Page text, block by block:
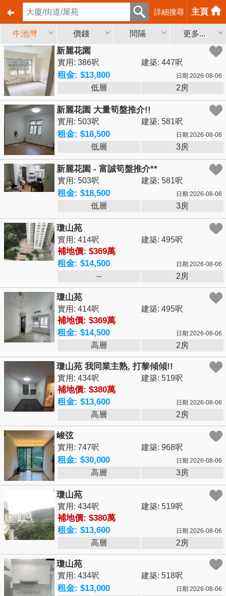
詳細搜尋 主頁
牛池灣 價錢 間隔 更多...
新麗花園
實用: 386呎 建築: 447呎
租金: $13,800 日期:2026-08-06
低層 2房
新麗花園 大量筍盤推介!!
實用: 503呎 建築: 581呎
租金: $18,500 日期:2026-08-06
低層 3房
新麗花園 - 富誠筍盤推介**
實用: 503呎 建築: 581呎
租金: $18,500 日期:2026-08-06
低層 3房
瓊山苑
實用: 414呎 建築: 495呎
補地價: $369萬
租金: $14,500
日期:2026-08-06
-- 2房
瓊山苑
實用: 414呎 建築: 495呎
補地價: $369萬
租金: $14,500
日期:2026-08-06
高層 2房
瓊山苑 我同業主熟, 打黎傾傾!!
實用: 434呎 建築: 519呎
補地價: $380萬
租金: $13,600
日期:2026-08-06
高層 2房
峻弦
實用: 747呎 建築: 968呎
租金: $30,000 日期:2026-08-06
高層 3房
瓊山苑
實用: 434呎 建築: 519呎
補地價: $380萬
租金: $13,600
日期:2026-08-06
高層 2房
瓊山苑
實用: 434呎 建築: 518呎
租金: $13,000 日期:2026-08-06